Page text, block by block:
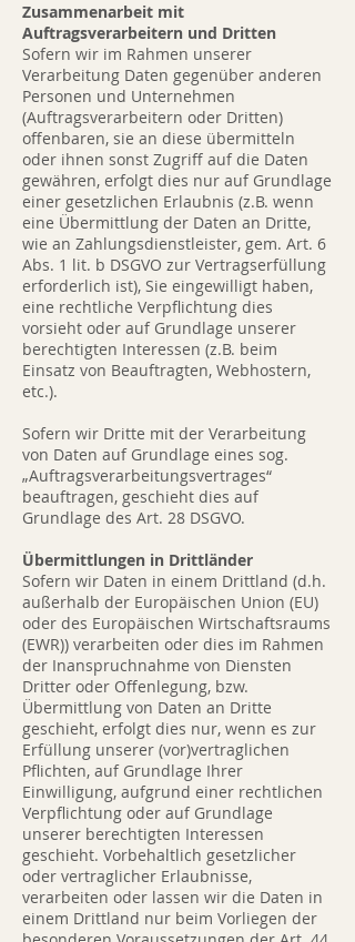
Zusammenarbeit mit
Auftragsverarbeitern und Dritten
Sofern wir im Rahmen unserer
Verarbeitung Daten gegenüber anderen
Personen und Unternehmen
(Auftragsverarbeitern oder Dritten)
offenbaren, sie an diese übermitteln
oder ihnen sonst Zugriff auf die Daten
gewähren, erfolgt dies nur auf Grundlage
einer gesetzlichen Erlaubnis (z.B. wenn
eine Übermittlung der Daten an Dritte,
wie an Zahlungsdienstleister, gem. Art. 6
Abs. 1 lit. b DSGVO zur Vertragserfüllung
erforderlich ist), Sie eingewilligt haben,
eine rechtliche Verpflichtung dies
vorsieht oder auf Grundlage unserer
berechtigten Interessen (z.B. beim
Einsatz von Beauftragten, Webhostern,
etc.).
Sofern wir Dritte mit der Verarbeitung
von Daten auf Grundlage eines sog.
„Auftragsverarbeitungsvertrages“
beauftragen, geschieht dies auf
Grundlage des Art. 28 DSGVO.
Übermittlungen in Drittländer
Sofern wir Daten in einem Drittland (d.h.
außerhalb der Europäischen Union (EU)
oder des Europäischen Wirtschaftsraums
(EWR)) verarbeiten oder dies im Rahmen
der Inanspruchnahme von Diensten
Dritter oder Offenlegung, bzw.
Übermittlung von Daten an Dritte
geschieht, erfolgt dies nur, wenn es zur
Erfüllung unserer (vor)vertraglichen
Pflichten, auf Grundlage Ihrer
Einwilligung, aufgrund einer rechtlichen
Verpflichtung oder auf Grundlage
unserer berechtigten Interessen
geschieht. Vorbehaltlich gesetzlicher
oder vertraglicher Erlaubnisse,
verarbeiten oder lassen wir die Daten in
einem Drittland nur beim Vorliegen der